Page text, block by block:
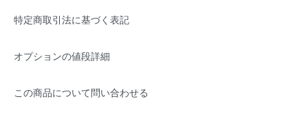
特定商取引法に基づく表記
オプションの値段詳細
この商品について問い合わせる